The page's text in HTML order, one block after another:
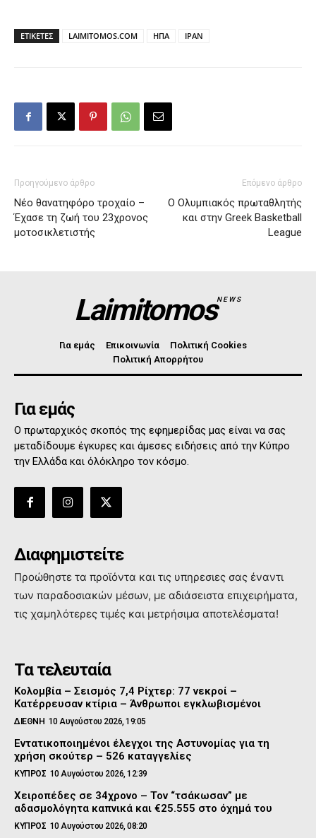
ΕΤΙΚΕΤΕΣ LAIMITOMOS.COM ΗΠΑ ΙΡΑΝ
Προηγούμενο άρθρο
Νέο θανατηφόρο τροχαίο –
Έχασε τη ζωή του 23χρονος
μοτοσικλετιστής
Επόμενο άρθρο
Ο Ολυμπιακός πρωταθλητής
και στην Greek Basketball
League
LaimitomosNEWS
Για εμάς Επικοινωνία
Πολιτική Cookies
Πολιτική Απορρήτου
Για εμάς
Ο πρωταρχικός σκοπός της εφημερίδας μας είναι να σας
μεταδίδουμε έγκυρες και άμεσες ειδήσεις από την Κύπρο
την Ελλάδα και όλόκληρο τον κόσμο.
Διαφημιστείτε
Προώθηστε τα προϊόντα και τις υπηρεσιες σας έναντι
των παραδοσιακών μέσων, με αδιάσειστα επιχειρήματα,
τις χαμηλότερες τιμές και μετρήσιμα αποτελέσματα!
Τα τελευταία
Κολομβία – Σεισμός 7,4 Ρίχτερ: 77 νεκροί –
Κατέρρευσαν κτίρια – Άνθρωποι εγκλωβισμένοι
ΔΙΕΘΝΗ 10 Αυγούστου 2026, 19:05
Εντατικοποιημένοι έλεγχοι της Αστυνομίας για τη
χρήση σκούτερ – 526 καταγγελίες
ΚΥΠΡΟΣ 10 Αυγούστου 2026, 12:39
Χειροπέδες σε 34χρονο – Τον “τσάκωσαν” με
αδασμολόγητα καπνικά και €25.555 στο όχημά του
ΚΥΠΡΟΣ 10 Αυγούστου 2026, 08:20